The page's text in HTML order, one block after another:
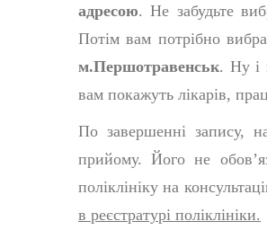
адресою. Не забудьте
Потім вам потрібно
м.Першотравенськ. Ну і
вам покажуть лікарів,
По завершенні запису,
прийому. Його не
поліклініку на
в реєстратурі поліклініки.